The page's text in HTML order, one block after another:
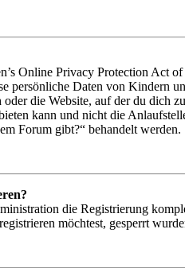
Online Privacy Protection Act
persönliche Daten von Kindern
die Website, auf der du dich
kann und nicht die
Forum gibt?“ behandelt werden.
die Registrierung
möchtest, gesperrt